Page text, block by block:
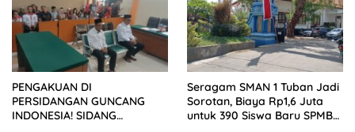
PENGAKUAN DI
PERSIDANGAN GUNCANG
INDONESIA! SIDANG
Seragam SMAN 1 Tuban Jadi
Sorotan, Biaya Rp1,6 Juta
untuk 390 Siswa Baru SPMB